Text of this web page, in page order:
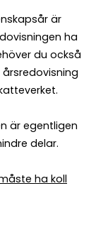
är
ha
du också
är egentligen
delar.
ha koll